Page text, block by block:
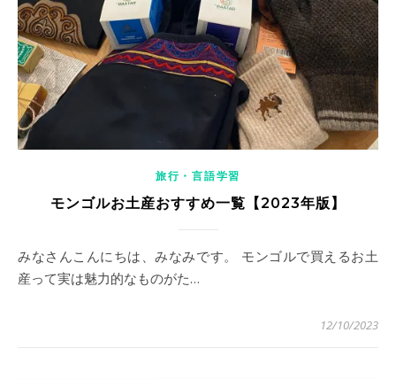
旅行・言語学習
モンゴルお土産おすすめ一覧【2023年版】
みなさんこんにちは、みなみです。 モンゴルで買えるお土
産って実は魅力的なものがた…
12/10/2023